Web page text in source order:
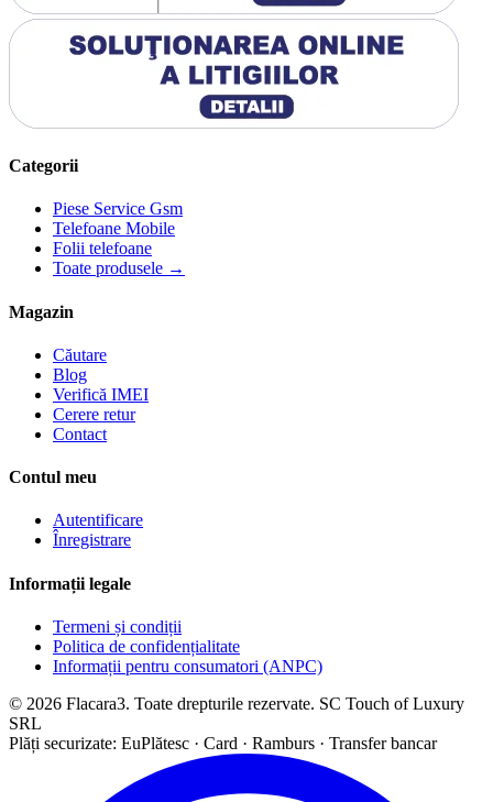
Categorii
Piese Service Gsm
Telefoane Mobile
Folii telefoane
Toate produsele →
Magazin
Căutare
Blog
Verifică IMEI
Cerere retur
Contact
Contul meu
Autentificare
Înregistrare
Informații legale
Termeni și condiții
Politica de confidențialitate
Informații pentru consumatori (ANPC)
© 2026 Flacara3. Toate drepturile rezervate. SC Touch of Luxury
SRL
Plăți securizate: EuPlătesc · Card · Ramburs · Transfer bancar